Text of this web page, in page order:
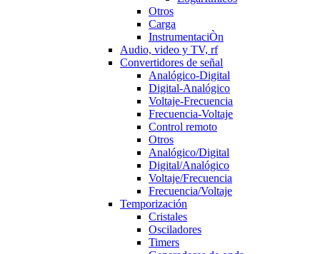
Otros
Carga
InstrumentaciÒn
Audio, video y TV, rf
Convertidores de señal
Analógico-Digital
Digital-Analógico
Voltaje-Frecuencia
Frecuencia-Voltaje
Control remoto
Otros
Analógico/Digital
Digital/Analógico
Voltaje/Frecuencia
Frecuencia/Voltaje
Temporización
Cristales
Osciladores
Timers